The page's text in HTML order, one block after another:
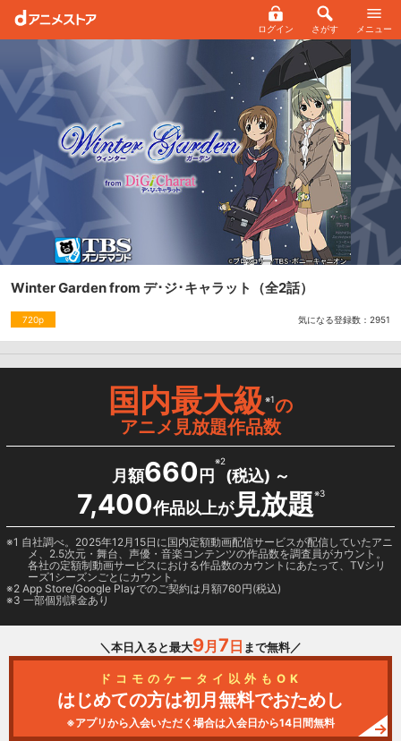
ログイン さがす メニュー
Winter Garden from デ･ジ･キャラット （全2話）
720p 気になる登録数： 2951
国内最大級※1の
アニメ見放題作品数
月額660 円
※2
(税込) ～
7,400作品以上が見放題※3
1 自社調べ。2025年12月15日に国内定額動画配信サービスが配信していたアニ
メ、2.5次元・舞台、声優・音楽コンテンツの作品数を調査員がカウント。
各社の定額制動画サービスにおける作品数のカウントにあたって、TVシリ
ーズ1シーズンごとにカウント。
2 App Store/Google Playでのご契約は月額760円(税込)
3 一部個別課金あり
＼本日入ると最大9月 7 日 まで無料／
ドコモのケータイ以外もOK
はじめての方は初月無料でおためし
※アプリから入会いただく場合は入会日から14日間無料